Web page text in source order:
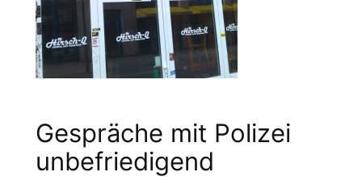
Gespräche mit Polizei
unbefriedigend